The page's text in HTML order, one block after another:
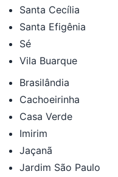
Santa Cecília
Santa Efigênia
Sé
Vila Buarque
Brasilândia
Cachoeirinha
Casa Verde
Imirim
Jaçanã
Jardim São Paulo